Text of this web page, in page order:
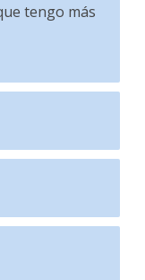
tengo más